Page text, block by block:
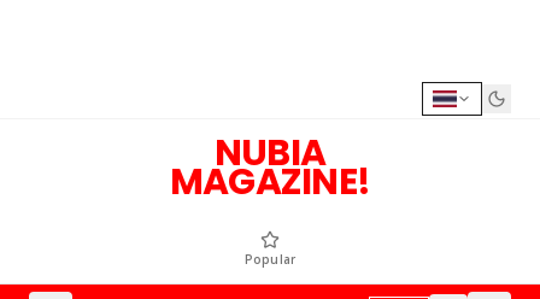
NUBIA
MAGAZINE!
Popular